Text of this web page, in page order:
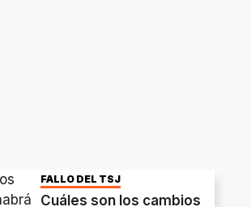
FALLO DEL TSJ
Cuáles son los cambios